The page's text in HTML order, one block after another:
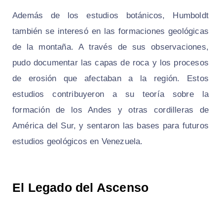
Además de los estudios botánicos, Humboldt
también se interesó en las formaciones geológicas
de la montaña. A través de sus observaciones,
pudo documentar las capas de roca y los procesos
de erosión que afectaban a la región. Estos
estudios contribuyeron a su teoría sobre la
formación de los Andes y otras cordilleras de
América del Sur, y sentaron las bases para futuros
estudios geológicos en Venezuela.
El Legado del Ascenso